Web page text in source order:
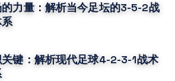
的力量：解析当今足坛的3-5-2战
键：解析现代足球4-2-3-1战术